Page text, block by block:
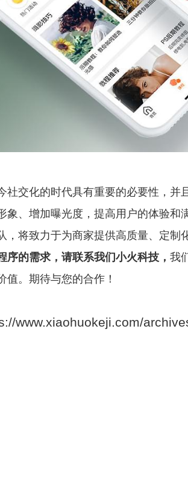
社交化的时代具有重要的必要性，并
象、增加曝光度，提高用户的体验
，将致力于为商家提供高质量、定制
序的需求，请联系我们小火科技， 我
值。期待与您的合作！
www.xiaohuokeji.com/